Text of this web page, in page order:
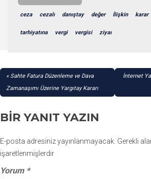
ceza cezalı danıştay değer İlişkin karar
tarhiyatına vergi vergisi ziyaı
YAZI
GEZINMESI
Sahte Fatura Düzenleme ve Dava
Zamanaşımı Üzerine Yargıtay Kararı
İnternet
BIR YANIT YAZIN
E-posta adresiniz yayınlanmayacak. Gerekli
işaretlenmişlerdir
Yorum *